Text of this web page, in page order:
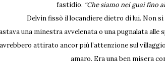
fastidio. “Che siamo nei guai fino
Delvin fissò il locandiere dietro di lui. Non
una minestra avvelenata o una pugnalata
avrebbero attirato ancor più l’attenzione sul
amaro. Era una ben misera